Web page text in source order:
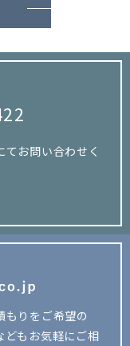
お問い合わせく
もりをご希望の
どもお気軽にご相